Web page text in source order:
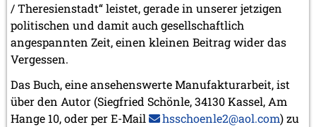
/ Theresienstadt“ leistet, gerade in unserer jetzigen
politischen und damit auch gesellschaftlich
angespannten Zeit, einen kleinen Beitrag wider das
Vergessen.
Das Buch, eine ansehenswerte Manufakturarbeit, ist
über den Autor (Siegfried Schönle, 34130 Kassel, Am
Hange 10, oder per E-Mail
hsschoenle2@aol.com) zu